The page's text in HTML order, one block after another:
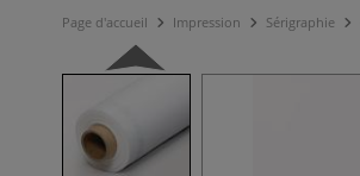
Page d'accueil Impression Sérigraphie